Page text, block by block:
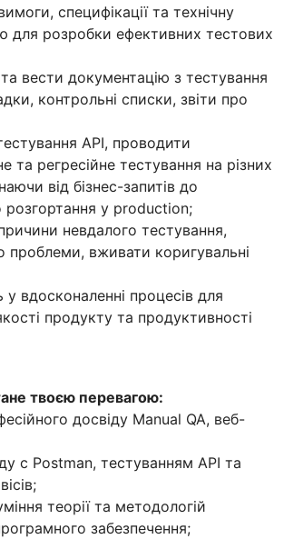
специфікації та технічну
для розробки ефективних тестових
вести документацію з тестування
контрольні списки, звіти про
API, проводити
та регресійне тестування на різних
від бізнес-запитів до
розгортання у production;
невдалого тестування,
проблеми, вживати коригувальні
у вдосконаленні процесів для
продукту та продуктивності
твоєю перевагою:
досвіду Manual QA, веб-
c Postman, тестуванням API та
теорії та методологій
забезпечення;